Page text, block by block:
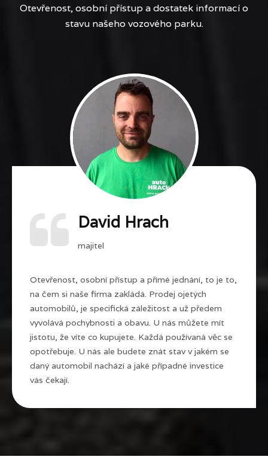
Otevřenost, osobní přístup a dostatek informací o
stavu našeho vozového parku.
David Hrach
majitel
Otevřenost, osobní přístup a přímé jednání, to je to,
na čem si naše firma zakládá. Prodej ojetých
automobilů, je specifická záležitost a už předem
vyvolává pochybnosti a obavu. U nás můžete mít
jistotu, že víte co kupujete. Každá používaná věc se
opotřebuje. U nás ale budete znát stav v jakém se
daný automobil nachází a jaké případné investice
vás čekají.